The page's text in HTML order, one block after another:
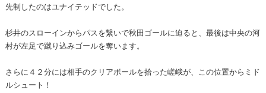
先制したのはユナイテッドでした。
杉井のスローインからパスを繋いで秋田ゴールに迫ると、最後は中央の河
村が左足で蹴り込みゴールを奪います。
さらに４２分には相手のクリアボールを拾った嵯峨が、この位置からミド
ルシュート！